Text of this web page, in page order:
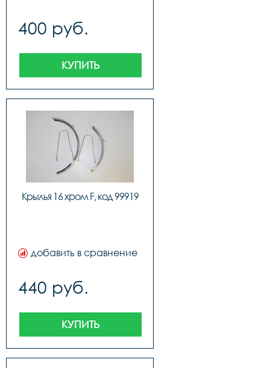
400 руб.
КУПИТЬ
Крылья 16 хром F, код 99919
добавить в сравнение
440 руб.
КУПИТЬ